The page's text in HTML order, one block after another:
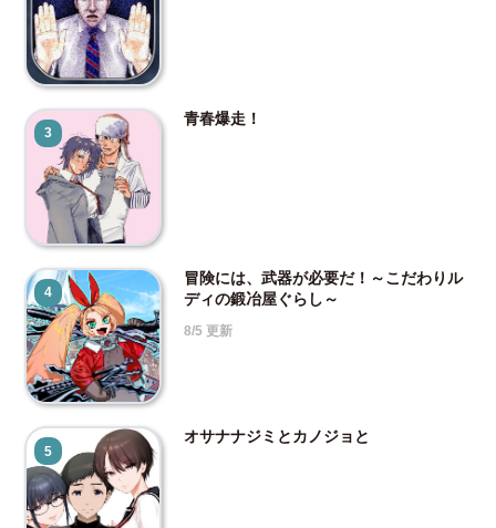
3
青春爆走！
4
冒険には、武器が必要だ！～こだわりル
ディの鍛冶屋ぐらし～
8/5 更新
5
オサナナジミとカノジョと